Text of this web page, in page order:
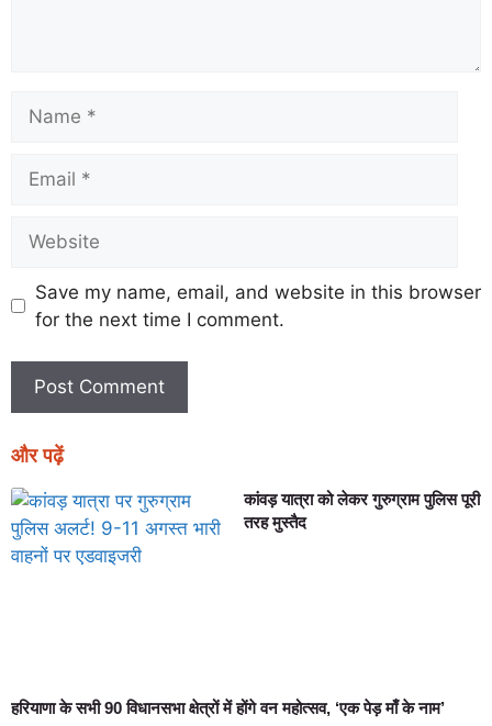
Save my name, email, and website in this browser
for the next time I comment.
और पढ़ें
कांवड़ यात्रा को लेकर गुरुग्राम पुलिस पूरी
तरह मुस्तैद
हरियाणा के सभी 90 विधानसभा क्षेत्रों में होंगे वन महोत्सव, ‘एक पेड़ माँ के नाम’